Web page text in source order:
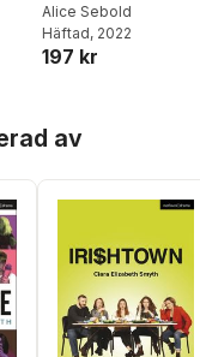
Alice Sebold
Häftad, 2022
197 kr
av